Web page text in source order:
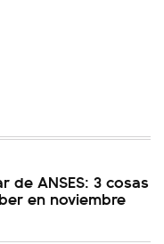
de ANSES: 3 cosas
en noviembre